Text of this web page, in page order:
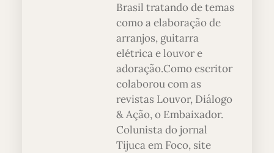
Brasil tratando de temas
como a elaboração de
arranjos, guitarra
elétrica e louvor e
adoração.Como escritor
colaborou com as
revistas Louvor, Diálogo
& Ação, o Embaixador.
Colunista do jornal
Tijuca em Foco, site